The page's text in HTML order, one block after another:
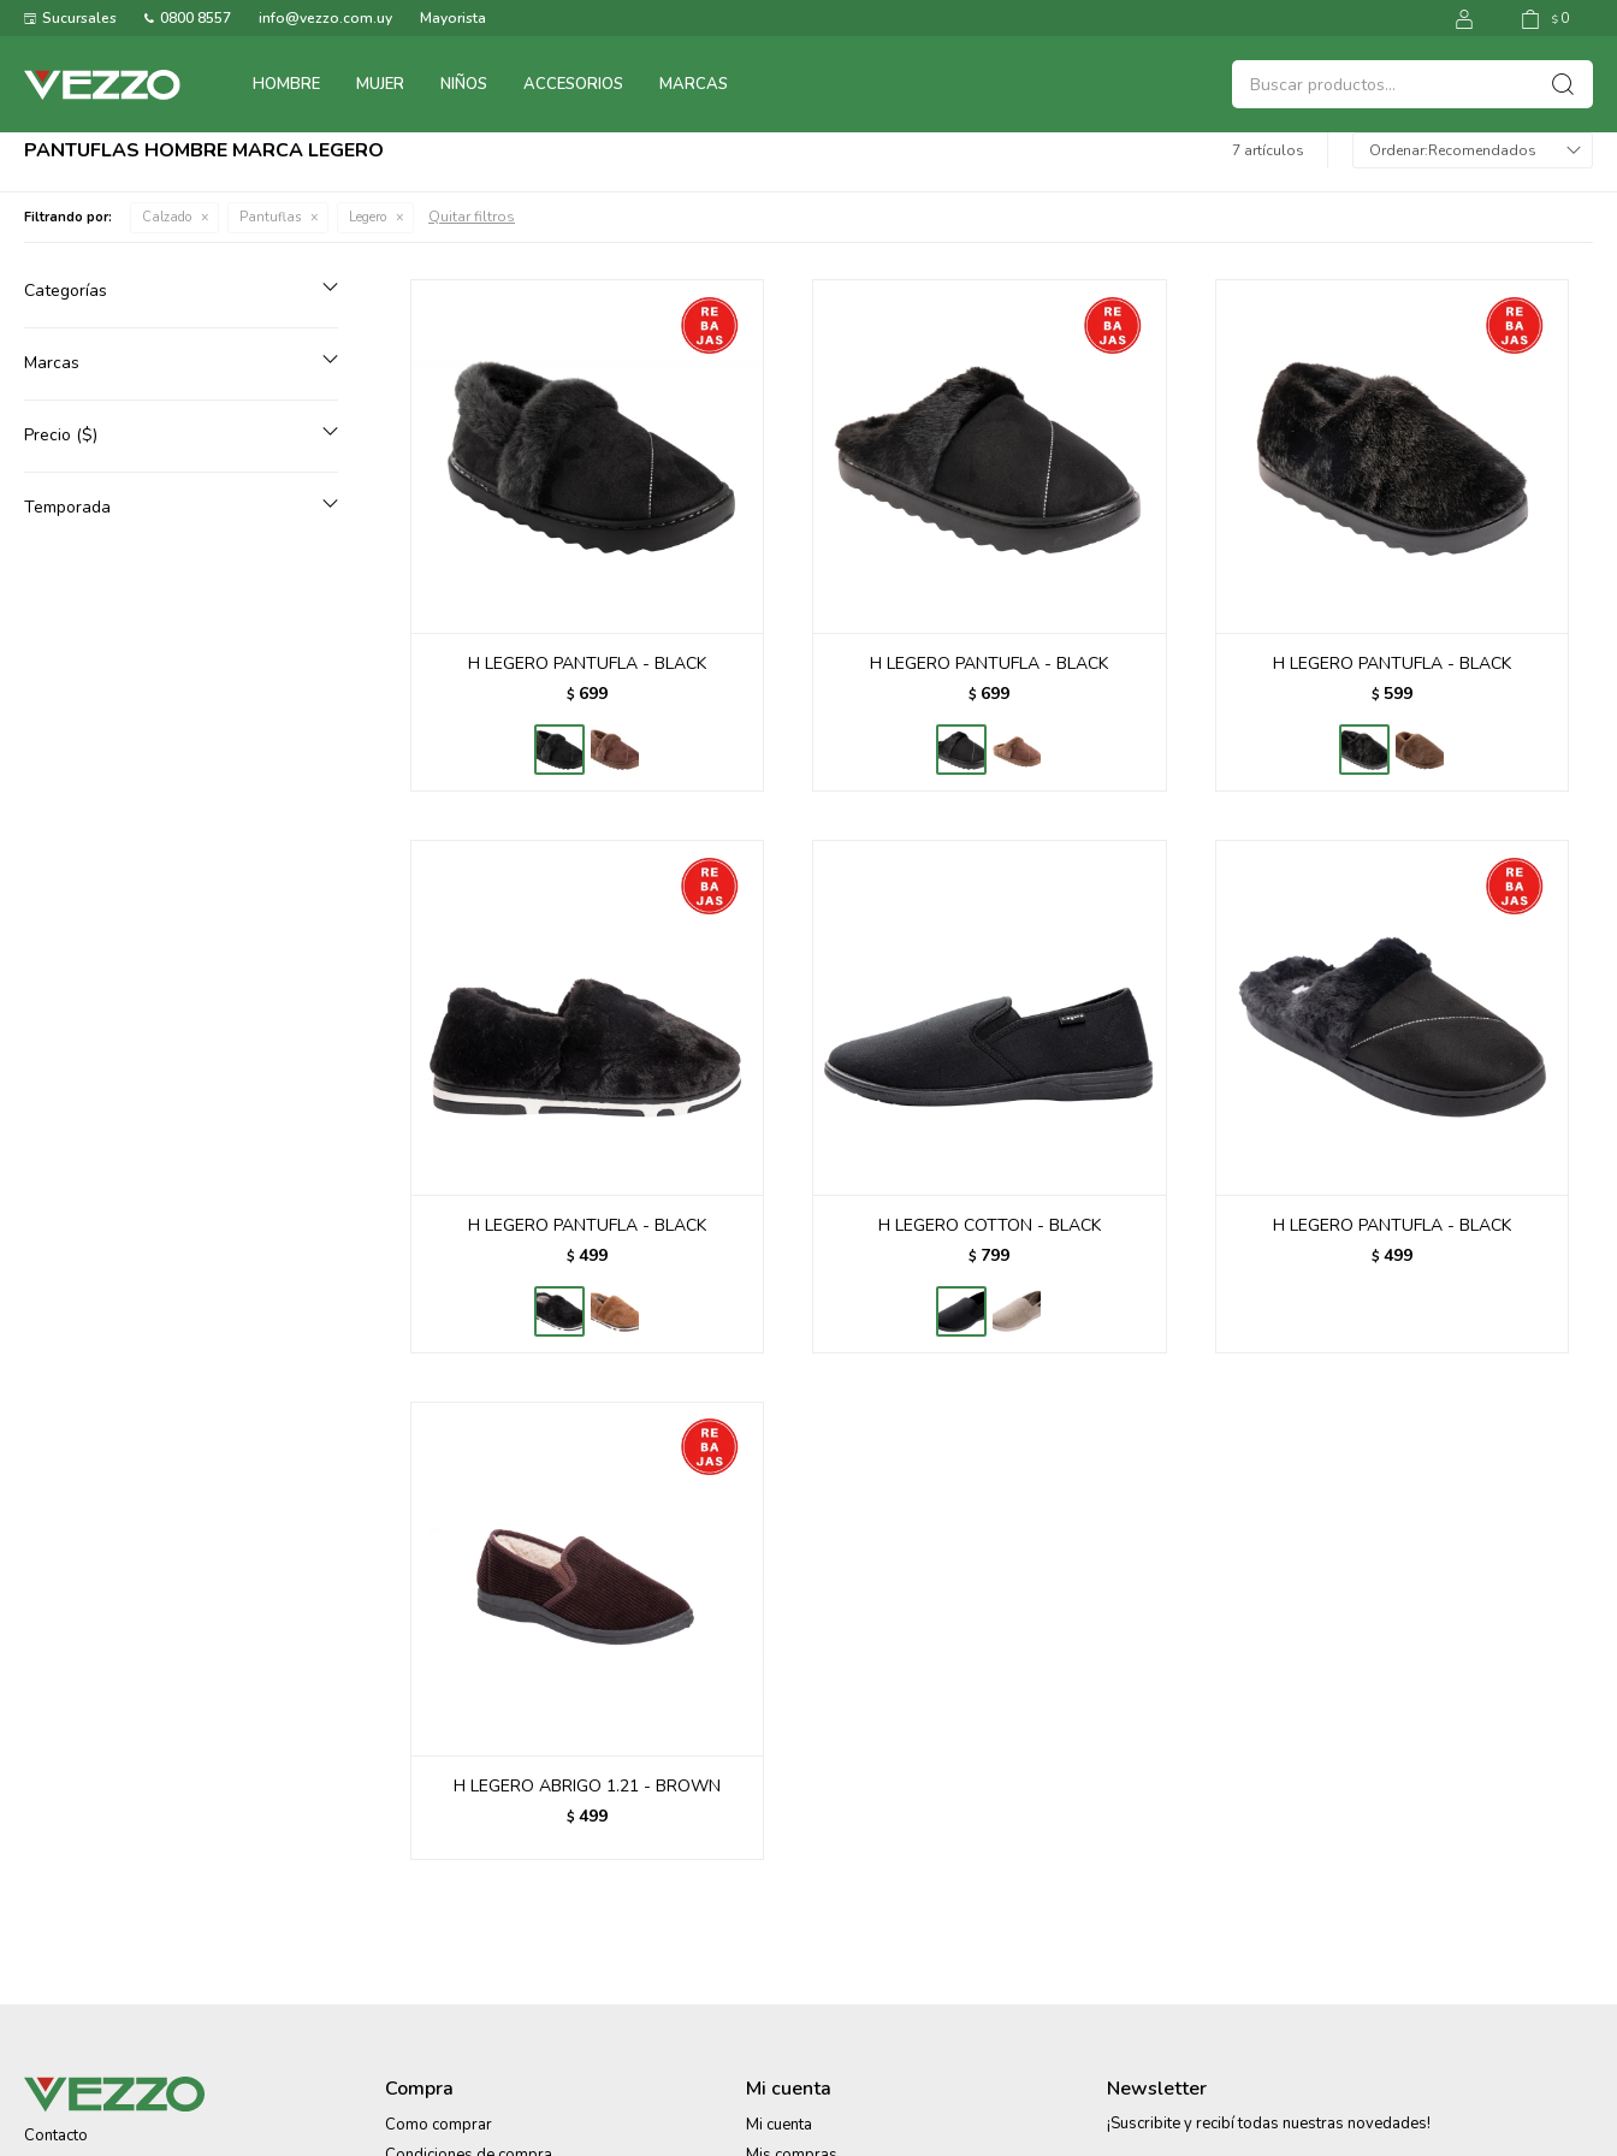
HOMBRE MUJER NIÑOS ACCESORIOS MARCAS
$ 0
Sucursales 0800 8557 info@vezzo.com.uy Mayorista
PANTUFLAS HOMBRE MARCA LEGERO 7 artículos Recomendados
Filtrando por: Calzado Pantuflas Legero Quitar filtros
H LEGERO PANTUFLA - BLACK
$ 699
H LEGERO PANTUFLA - BLACK
$ 699
H LEGERO PANTUFLA - BLACK
$ 599
H LEGERO PANTUFLA - BLACK
$ 499
H LEGERO COTTON - BLACK
$ 799
H LEGERO PANTUFLA - BLACK
$ 499
H LEGERO ABRIGO 1.21 - BROWN
$ 499
Categorías
Marcas
Precio ($)
Temporada
Contacto
Compra
Como comprar
Mi cuenta
Mi cuenta
Newsletter
¡Suscribite y recibí todas nuestras novedades!